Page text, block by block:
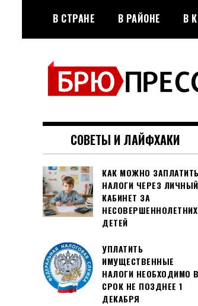
содержимому
В СТРАНЕ В РАЙОНЕ В
БРЮПРЕСС
Официальный сайт газеты
"Брюховецкие новости"
СОВЕТЫ И ЛАЙФХАКИ
КАК МОЖНО ЗАПЛАТИТЬ
НАЛОГИ ЧЕРЕЗ ЛИЧНЫЙ
КАБИНЕТ ЗА
НЕСОВЕРШЕННОЛЕТНИХ
ДЕТЕЙ
УПЛАТИТЬ
ИМУЩЕСТВЕННЫЕ
НАЛОГИ НЕОБХОДИМО В
СРОК НЕ ПОЗДНЕЕ 1
ДЕКАБРЯ